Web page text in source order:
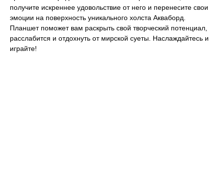
получите искреннее удовольствие от него и перенесите свои
эмоции на поверхность уникального холста Акваборд.
Планшет поможет вам раскрыть свой творческий потенциал,
расслабится и отдохнуть от мирской суеты. Наслаждайтесь и
играйте!